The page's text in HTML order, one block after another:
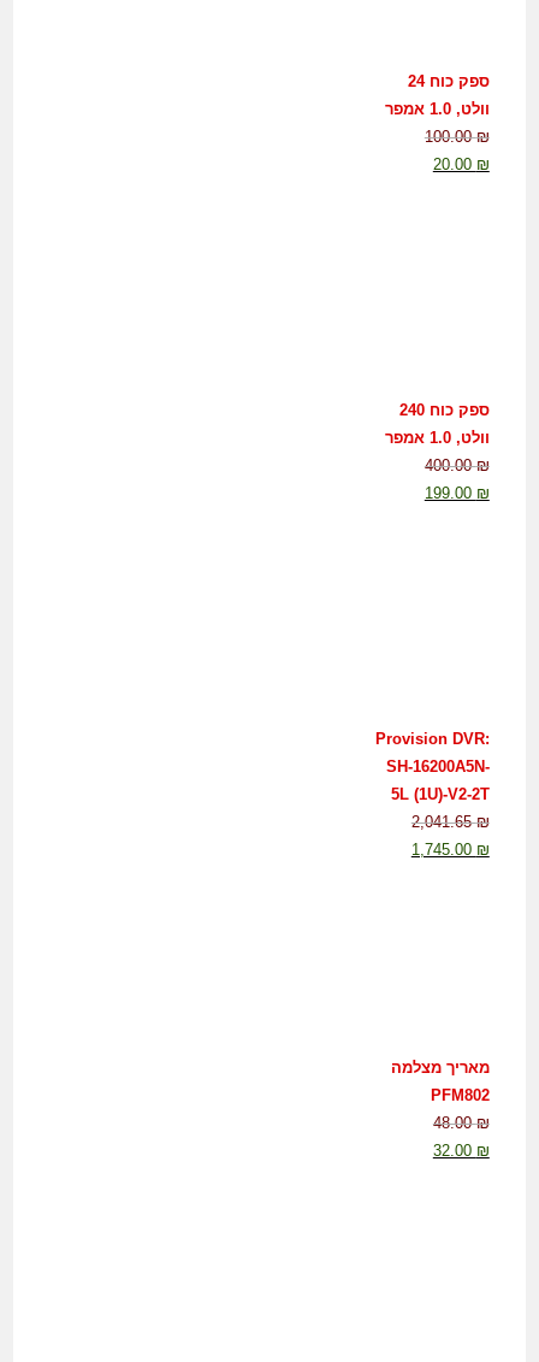
ספק כוח 24
וולט, 1.0 אמפר
100.00₪
20.00 ₪
ספק כוח 240
וולט, 1.0 אמפר
400.00₪
199.00 ₪
Provision DVR:
SH-16200A5N-
5L (1U)-V2-2T
2,041.65₪
1,745.00 ₪
מאריך מצלמה
PFM802
48.00₪
32.00 ₪